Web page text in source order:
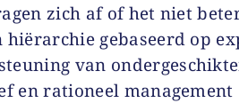
zich af of het niet
hiërarchie gebaseerd op
van
en rationeel management